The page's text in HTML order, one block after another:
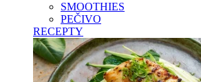
SMOOTHIES
PEČIVO
RECEPTY